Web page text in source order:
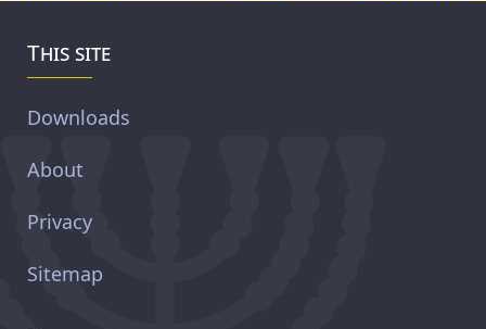
This site
Downloads
About
Privacy
Sitemap